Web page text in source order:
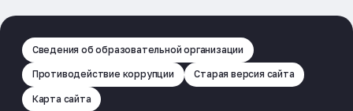
Сведения об образовательной организации
Противодействие коррупции Старая версия сайта
Карта сайта